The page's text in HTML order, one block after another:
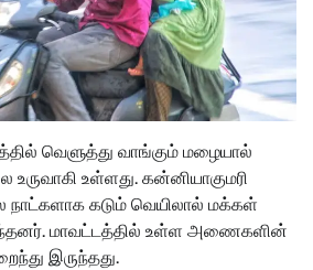
வெளுத்து வாங்கும் மழையால்
உருவாகி உள்ளது. கன்னியாகுமரி
நாட்களாக கடும் வெயிலால் மக்கள்
வந்தனர். மாவட்டத்தில் உள்ள அணைகளின்
இருந்தது.